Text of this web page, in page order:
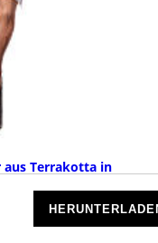
aus Terrakotta in